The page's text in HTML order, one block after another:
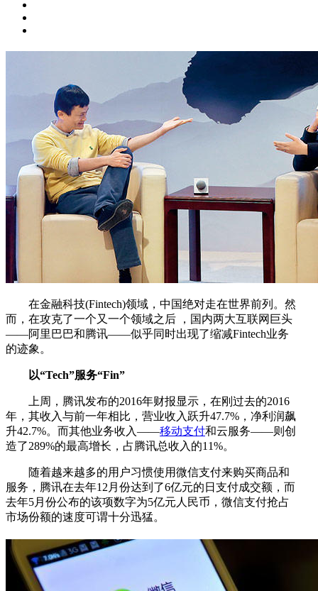
在金融科技(Fintech)领域，中国绝对走在世界前列。然
而，在攻克了一个又一个领域之后 ，国内两大互联网巨头
——阿里巴巴和腾讯——似乎同时出现了缩减Fintech业务
的迹象。
以“Tech”服务“Fin”
上周，腾讯发布的2016年财报显示，在刚过去的2016
年，其收入与前一年相比，营业收入跃升47.7%，净利润飙
升42.7%。而其他业务收入——移动支付和云服务——则创
造了289%的最高增长，占腾讯总收入的11%。
随着越来越多的用户习惯使用微信支付来购买商品和
服务，腾讯在去年12月份达到了6亿元的日支付成交额，而
去年5月份公布的该项数字为5亿元人民币，微信支付抢占
市场份额的速度可谓十分迅猛。